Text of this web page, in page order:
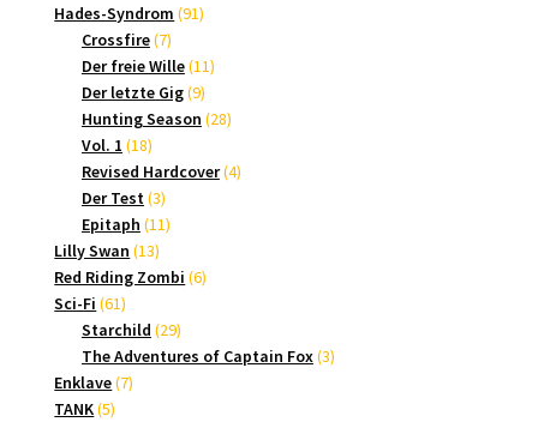
Produkte
Hades-Syndrom 9191
Crossfire 77
Produkte
Der freie Wille 1111
Der letzte Gig 99
Produkte
Hunting Season 2828
Vol. 1 1818
Produkte
Revised Hardcover 44
Der Test 33
Produkte
Epitaph 1111
Lilly Swan 1313
Produkte
Red Riding Zombi 66
Sci-Fi 6161
Produkte
Starchild 2929
Produkte
The Adventures of Captain Fox 33
Enklave 77
TANK 55